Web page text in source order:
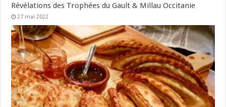
Révélations des Trophées du Gault & Millau Occitanie
27 mai 2022